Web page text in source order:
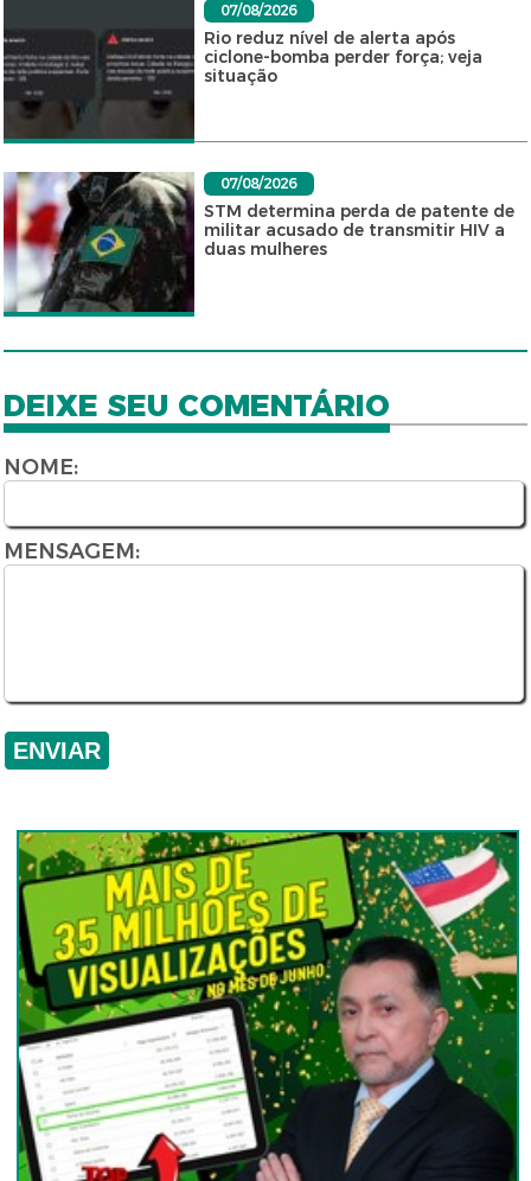
07/08/2026
Rio reduz nível de alerta após
ciclone-bomba perder força; veja
situação
07/08/2026
STM determina perda de patente de
militar acusado de transmitir HIV a
duas mulheres
DEIXE SEU COMENTÁRIO
NOME:
MENSAGEM: